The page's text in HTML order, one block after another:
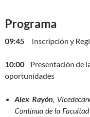
Programa
09:45 Inscripción y
10:00 Presentación de
oportunidades
Alex Rayón,
Continua de la